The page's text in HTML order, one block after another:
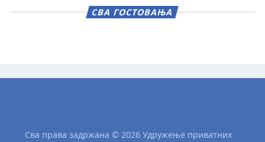
СВА ГОСТОВАЊА
Сва права задржана © 2026 Удружење приватних